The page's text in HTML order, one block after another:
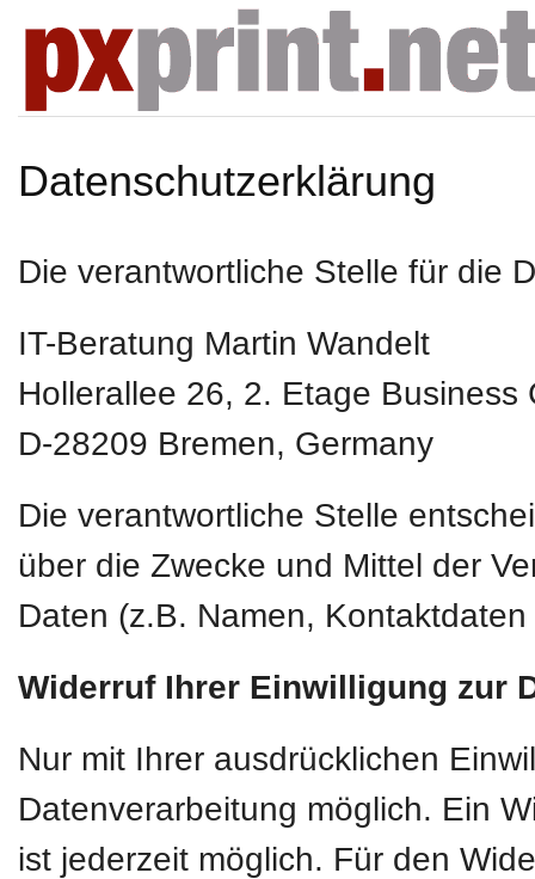
Datenschutzerklärung
Die verantwortliche Stelle für die
IT-Beratung Martin Wandelt
Hollerallee 26, 2. Etage Business
D-28209 Bremen, Germany
Die verantwortliche Stelle
über die Zwecke und Mittel der
Daten (z.B. Namen,
Widerruf Ihrer Einwilligung zur
Nur mit Ihrer ausdrücklichen
Datenverarbeitung möglich. Ein
ist jederzeit möglich. Für den